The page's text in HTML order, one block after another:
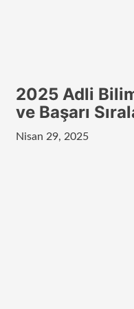
2025 Adli
ve Başarı
Nisan 29, 2025